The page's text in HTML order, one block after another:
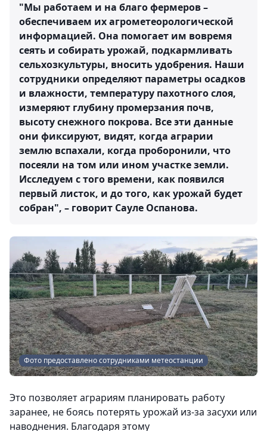
"Мы работаем и на благо фермеров –
обеспечиваем их агрометеорологической
информацией. Она помогает им вовремя
сеять и собирать урожай, подкармливать
сельхозкультуры, вносить удобрения. Наши
сотрудники определяют параметры осадков
и влажности, температуру пахотного слоя,
измеряют глубину промерзания почв,
высоту снежного покрова. Все эти данные
они фиксируют, видят, когда аграрии
землю вспахали, когда проборонили, что
посеяли на том или ином участке земли.
Исследуем с того времени, как появился
первый листок, и до того, как урожай будет
собран", – говорит Сауле Оспанова.
Фото предоставлено сотрудниками метеостанции
Это позволяет аграриям планировать работу
заранее, не боясь потерять урожай из-за засухи или
наводнения. Благодаря этому